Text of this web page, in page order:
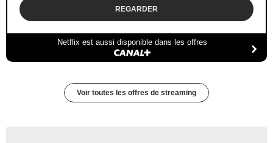
REGARDER
Netflix est aussi disponible dans les offres
Voir toutes les offres de streaming